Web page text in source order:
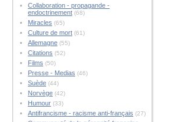
Collaboration - propagande -
endoctrinement(68)
Miracles (65)
Culture de mort(61)
Allemagne(55)
Citations (52)
Films (50)
Presse - Medias (46)
Suède(44)
Norvège(42)
Humour(33)
Antifrancisme - racisme anti-français (27)